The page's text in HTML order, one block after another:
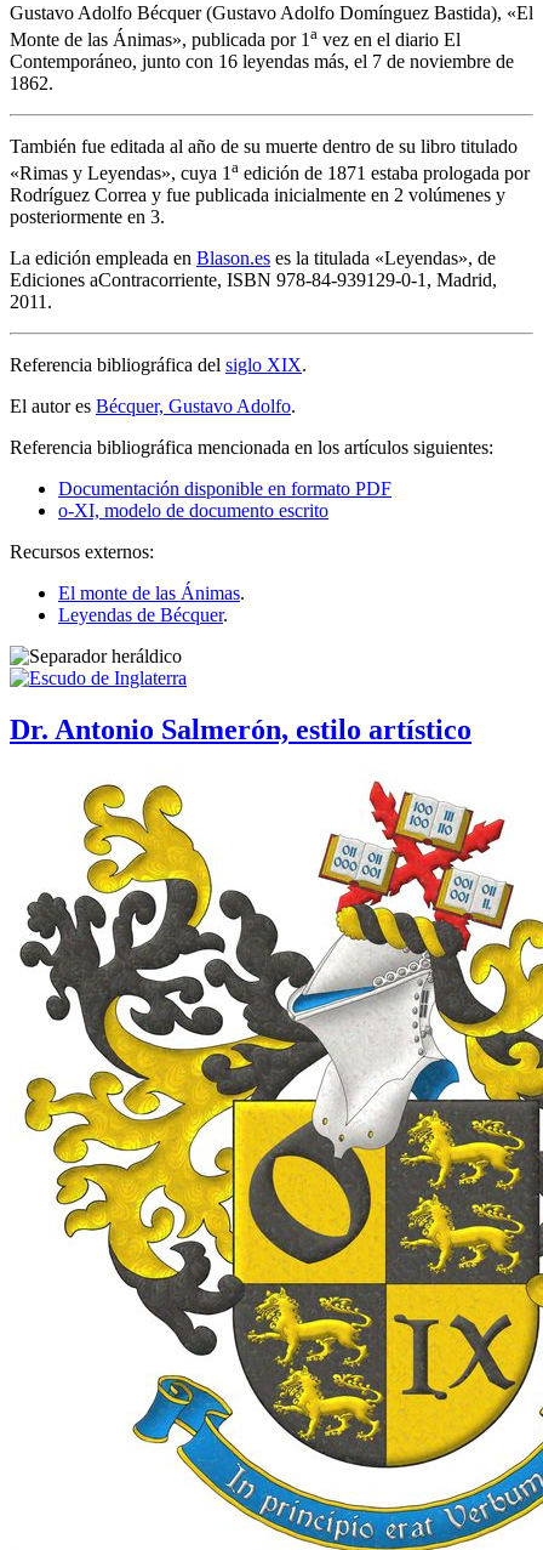
Gustavo Adolfo Bécquer (Gustavo Adolfo Domínguez Bastida), «El
Monte de las Ánimas», publicada por 1 a vez en el diario El
Contemporáneo, junto con 16 leyendas más, el 7 de noviembre de
1862.
También fue editada al año de su muerte dentro de su libro titulado
«Rimas y Leyendas», cuya 1 a edición de 1871 estaba prologada por
Rodríguez Correa y fue publicada inicialmente en 2 volúmenes y
posteriormente en 3.
La edición empleada en Blason.es es la titulada «Leyendas», de
Ediciones aContracorriente, ISBN 978-84-939129-0-1, Madrid,
2011.
Referencia bibliográfica del siglo XIX.
El autor es Bécquer, Gustavo Adolfo.
Referencia bibliográfica mencionada en los artículos siguientes:
Documentación disponible en formato PDF
o-XI, modelo de documento escrito
Recursos externos:
El monte de las Ánimas.
Leyendas de Bécquer.
Dr. Antonio Salmerón, estilo artístico